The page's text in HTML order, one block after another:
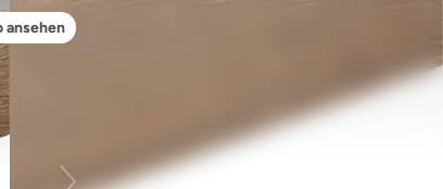
ansehen